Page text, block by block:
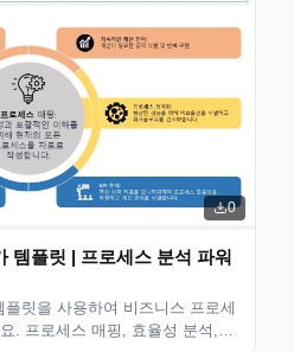
0
템플릿 | 프로세스 분석 파워
릿을 사용하여 비즈니스 프로세
. 프로세스 매핑, 효율성 분석,